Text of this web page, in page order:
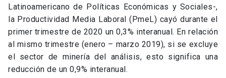
Latinoamericano de Políticas Económicas y Sociales-,
la Productividad Media Laboral (PmeL) cayó durante el
primer trimestre de 2020 un 0,3% interanual. En relación
al mismo trimestre (enero – marzo 2019), si se excluye
el sector de minería del análisis, esto significa una
reducción de un 0,9% interanual.